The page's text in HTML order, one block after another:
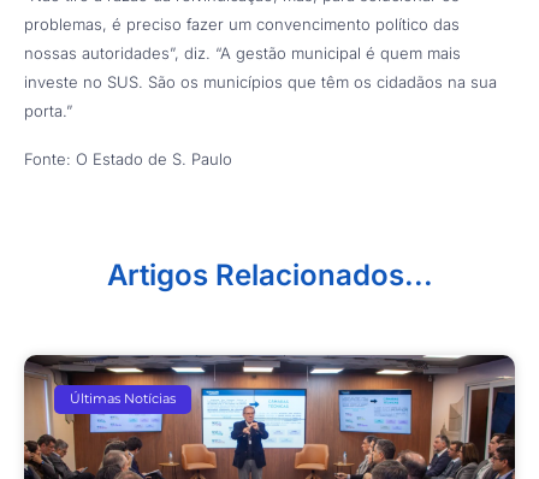
problemas, é preciso fazer um convencimento político das
nossas autoridades”, diz. “A gestão municipal é quem mais
investe no SUS. São os municípios que têm os cidadãos na sua
porta.”
Fonte: O Estado de S. Paulo
Artigos Relacionados...
Últimas Notícias